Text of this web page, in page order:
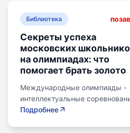
школа предлагает уроки на
эксперименты и творческие
погружения для развития
Разные стили обучения
для разных типов учеников:
экспериментаторы, читатели,
практики и визуалы,
аудиалы. Монтессори-метод
Библиотека
Секреты успеха
московских
на олимпиадах: что
помогает брать золото
Международные олимпиады -
интеллектуальные
для школьников,
Подробнее